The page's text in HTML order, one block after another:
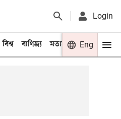
Login
বিশ্ব বাণিজ্য মতামত খেলা
Eng